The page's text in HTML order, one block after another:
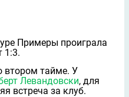
Примеры проиграла
1:3.
втором тайме. У
Левандовски, для
встреча за клуб.